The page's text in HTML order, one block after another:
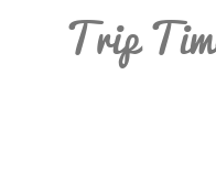
Trip